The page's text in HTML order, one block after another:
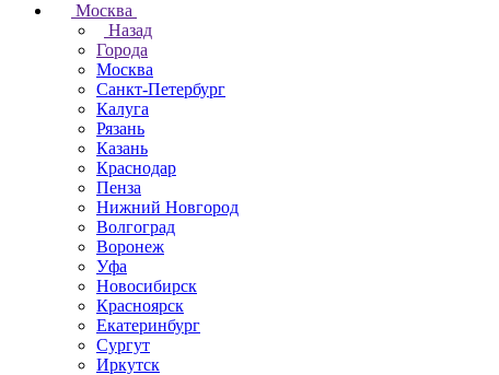
Москва
Назад
Города
Москва
Санкт-Петербург
Калуга
Рязань
Казань
Краснодар
Пенза
Нижний Новгород
Волгоград
Воронеж
Уфа
Новосибирск
Красноярск
Екатеринбург
Сургут
Иркутск